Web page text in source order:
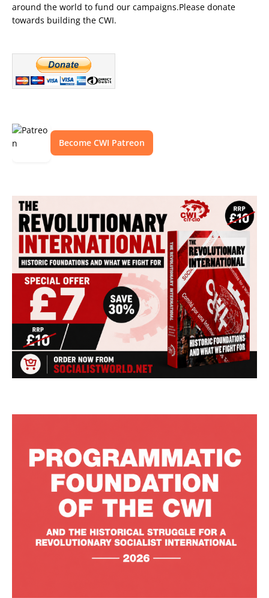
around the world to fund our campaigns.Please donate
towards building the CWI.
Become CWI Patreon